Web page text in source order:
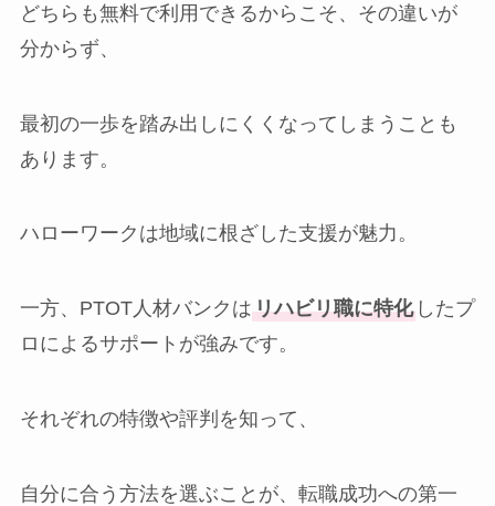
どちらも無料で利用できるからこそ、その違いが
分からず、
最初の一歩を踏み出しにくくなってしまうことも
あります。
ハローワークは地域に根ざした支援が魅力。
一方、PTOT人材バンクはリハビリ職に特化したプ
ロによるサポートが強みです。
それぞれの特徴や評判を知って、
自分に合う方法を選ぶことが、転職成功への第一